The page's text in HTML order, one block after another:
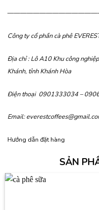
Công ty cổ phần cà phê
Địa chỉ : Lô A10 Khu công
Khánh, tỉnh Khánh Hòa
Điện thoại 0901333034 –
Email:
Hướng dẫn đặt hàng
SẢN